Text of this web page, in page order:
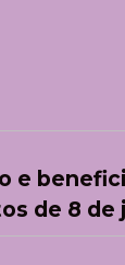
e
de 8 de